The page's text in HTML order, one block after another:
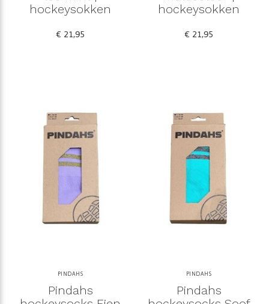
hockeysokken
€ 21,95
hockeysokken
€ 21,95
PINDAHS
Pindahs
PINDAHS
Pindahs